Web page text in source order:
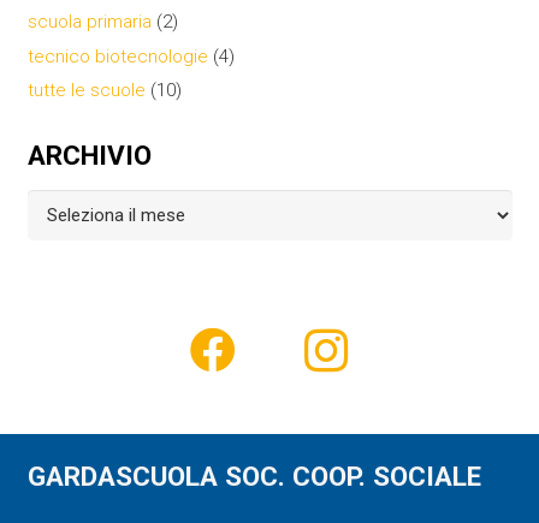
scuola primaria (2)
tecnico biotecnologie (4)
tutte le scuole (10)
ARCHIVIO
Archivio
GARDASCUOLA SOC. COOP. SOCIALE